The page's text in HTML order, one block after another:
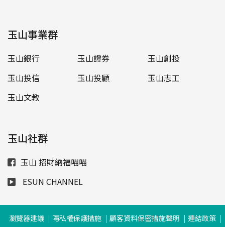
玉山事業群
玉山銀行 玉山證券
玉山創投
玉山投信
玉山投顧
玉山志工
玉山文教
玉山社群
玉山 招財納福喵喵
ESUN CHANNEL
瀏覽器建議 隱私權保護措施 顧客資料保密措施聲明 連結政策